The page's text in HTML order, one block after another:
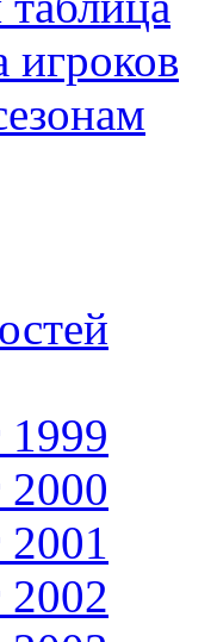
игроков
1999
2000
2002